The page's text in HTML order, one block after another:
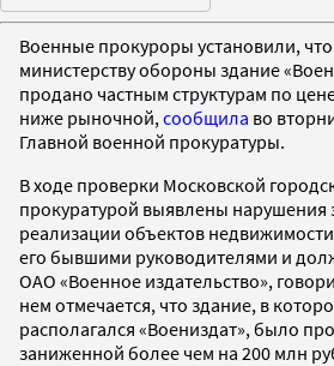
Военные прокуроры установили,
министерству обороны здание
продано частным структурам по
ниже рыночной, сообщила во
Главной военной прокуратуры.
В ходе проверки Московской
прокуратурой выявлены нарушения
реализации объектов
его бывшими руководителями и
ОАО «Военное издательство»,
нем отмечается, что здание, в
располагался «Воениздат», было
заниженной более чем на 200 млн